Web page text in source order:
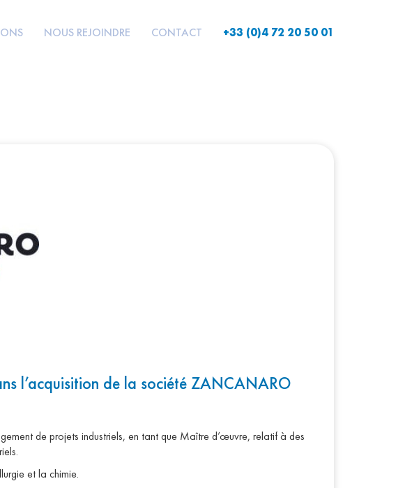
NOUS REJOINDRE CONTACT +33 (0)4 72 20 50 01
l’acquisition de la société ZANCANARO
de projets industriels, en tant que Maître d’œuvre, relatif à des
et la chimie.